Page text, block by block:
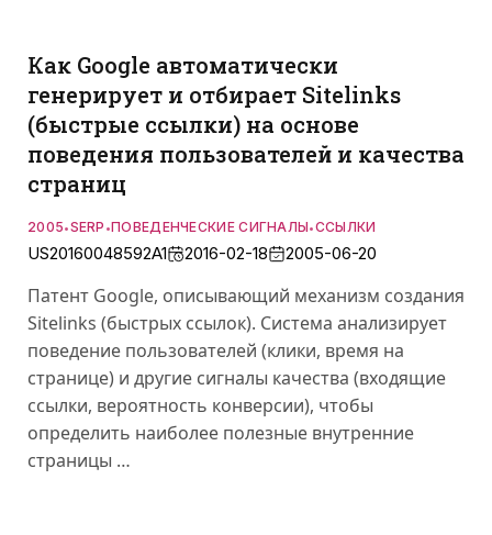
Как Google автоматически
генерирует и отбирает Sitelinks
(быстрые ссылки) на основе
поведения пользователей и качества
страниц
2005•SERP •ПОВЕДЕНЧЕСКИЕ СИГНАЛЫ•ССЫЛКИ
US20160048592A1 2016-02-18 2005-06-20
Патент Google, описывающий механизм создания
Sitelinks (быстрых ссылок). Система анализирует
поведение пользователей (клики, время на
странице) и другие сигналы качества (входящие
ссылки, вероятность конверсии), чтобы
определить наиболее полезные внутренние
страницы …